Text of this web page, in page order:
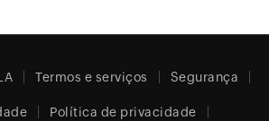
Termos e serviços Segurança
Política de privacidade